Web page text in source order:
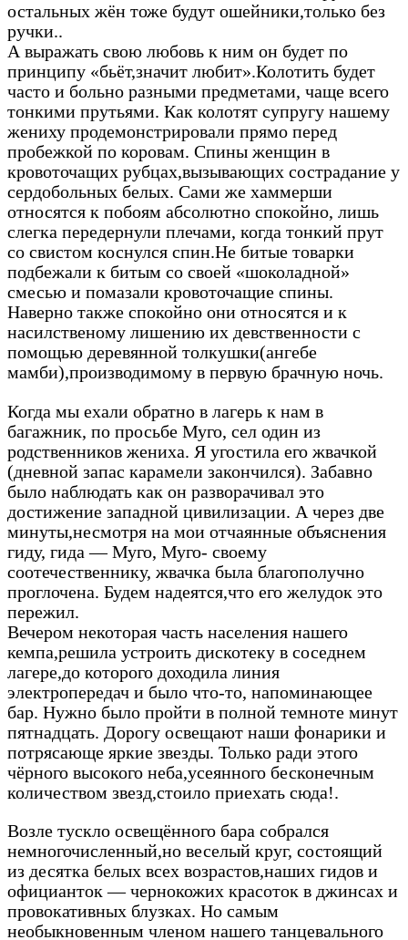
остальных жён тоже будут ошейники,только без
ручки..
А выражать свою любовь к ним он будет по
принципу «бьёт,значит любит».Колотить будет
часто и больно разными предметами, чаще всего
тонкими прутьями. Как колотят супругу нашему
жениху продемонстрировали прямо перед
пробежкой по коровам. Спины женщин в
кровоточащих рубцах,вызывающих сострадание у
сердобольных белых. Сами же хаммерши
относятся к побоям абсолютно спокойно, лишь
слегка передернули плечами, когда тонкий прут
со свистом коснулся спин.Не битые товарки
подбежали к битым со своей «шоколадной»
смесью и помазали кровоточащие спины.
Наверно также спокойно они относятся и к
насилственому лишению их девственности с
помощью деревянной толкушки(ангебе
мамби),производимому в первую брачную ночь.
Когда мы ехали обратно в лагерь к нам в
багажник, по просьбе Муго, сел один из
родственников жениха. Я угостила его жвачкой
(дневной запас карамели закончился). Забавно
было наблюдать как он разворачивал это
достижение западной цивилизации. А через две
минуты,несмотря на мои отчаянные объяснения
гиду, гида — Муго, Муго- своему
соотечественнику, жвачка была благополучно
проглочена. Будем надеятся,что его желудок это
пережил.
Вечером некоторая часть населения нашего
кемпа,решила устроить дискотеку в соседнем
лагере,до которого доходила линия
электропередач и было что-то, напоминающее
бар. Нужно было пройти в полной темноте минут
пятнадцать. Дорогу освещают наши фонарики и
потрясающе яркие звезды. Только ради этого
чёрного высокого неба,усеянного бесконечным
количеством звезд,стоило приехать сюда!.
Возле тускло освещённого бара собрался
немногочисленный,но веселый круг, состоящий
из десятка белых всех возрастов,наших гидов и
официанток — чернокожих красоток в джинсах и
провокативных блузках. Но самым
необыкновенным членом нашего танцевального